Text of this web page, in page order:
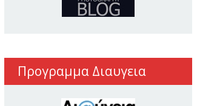
Προγραμμα Διαυγεια